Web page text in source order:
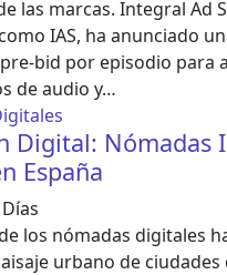
las marcas. Integral Ad
IAS, ha anunciado
bid por episodio para
de audio y…
Digital: Nómadas
España
los nómadas digitales
urbano de